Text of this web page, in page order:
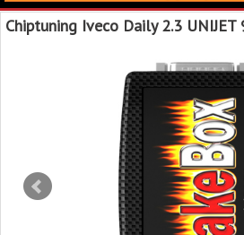
Chiptuning Iveco Daily 2.3 UNIJET